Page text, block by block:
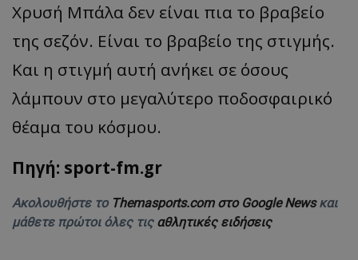
Χρυσή Μπάλα δεν είναι πια το βραβείο
της σεζόν. Είναι το βραβείο της στιγμής.
Και η στιγμή αυτή ανήκει σε όσους
λάμπουν στο μεγαλύτερο ποδοσφαιρικό
θέαμα του κόσμου.
Πηγή: sport-fm.gr
Ακολουθήστε το Themasports.com στο Google Newsκαι
μάθετε πρώτοι όλες τις αθλητικές ειδήσεις